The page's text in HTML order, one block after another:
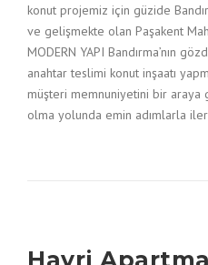
konut projemiz için güzide
ve gelişmekte olan Paşakent
MODERN YAPI Bandırma’nın
anahtar teslimi konut inşaatı
müşteri memnuniyetini bir araya
olma yolunda emin adımlarla
Hayri